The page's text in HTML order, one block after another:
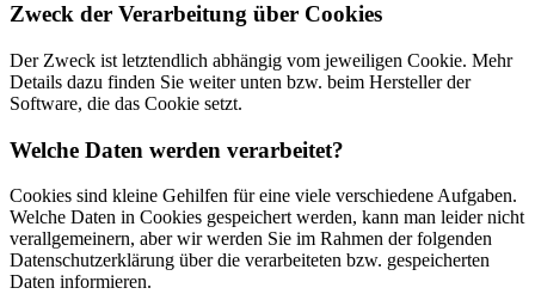
Zweck der Verarbeitung über Cookies
Der Zweck ist letztendlich abhängig vom jeweiligen Cookie. Mehr
Details dazu finden Sie weiter unten bzw. beim Hersteller der
Software, die das Cookie setzt.
Welche Daten werden verarbeitet?
Cookies sind kleine Gehilfen für eine viele verschiedene Aufgaben.
Welche Daten in Cookies gespeichert werden, kann man leider nicht
verallgemeinern, aber wir werden Sie im Rahmen der folgenden
Datenschutzerklärung über die verarbeiteten bzw. gespeicherten
Daten informieren.